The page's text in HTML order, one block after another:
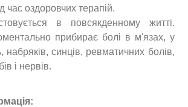
час оздоровчих терапій.
в повсякденному житті.
прибирає болі в м'язах, у
набряків, синців, ревматичних болів,
і нервів.